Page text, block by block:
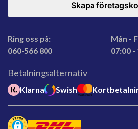
Skapa
Ring oss på:
060-566 800
Mån -
07:00 -
Betalningsalternativ
Klarna Swish